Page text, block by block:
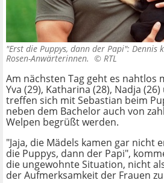
"Erst die Puppys, dann der Papi":
Rosen-Anwärterinnen. © RTL
Am nächsten Tag geht es nahtlos
Yva (29), Katharina (28), Nadja
treffen sich mit Sebastian beim
neben dem Bachelor auch von
Welpen begrüßt werden.
"Jaja, die Mädels kamen gar nicht
die Puppys, dann der Papi",
die ungewohnte Situation, nicht
der Aufmerksamkeit der Frauen